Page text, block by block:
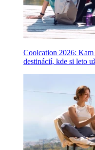
Coolcation 2026:
destinácií, kde si leto